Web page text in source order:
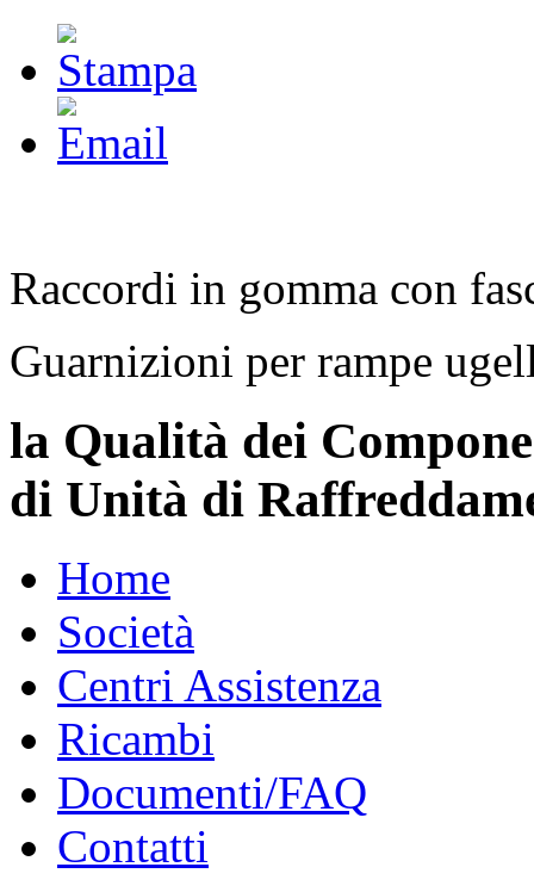
Raccordi in gomma con
Guarnizioni per rampe
la Qualità dei
di Unità di
Home
Società
Centri Assistenza
Ricambi
Documenti/FAQ
Contatti